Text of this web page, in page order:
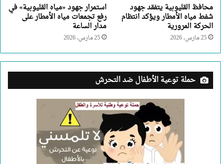
محافظ القليوبية يتفقد جهود
شفط مياه الأمطار ويؤكد انتظام
الحركة المرورية
25 مارس، 2026
استمرار جهود «مياه القليوبية» في
رفع تجمعات مياه الأمطار على
مدار الساعة
25 مارس، 2026
حملة توعية الأطفال ضد التحرش